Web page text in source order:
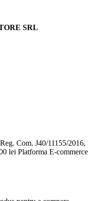
SRL
Com. J40/11155/2016,
lei Platforma E-commerce